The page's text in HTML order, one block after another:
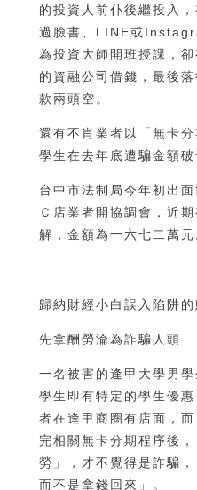
的投資人前仆後繼投入
過臉書、LINE或
為投資大師開班授課，
的資融公司借錢，最後
款兩頭空。
還有不肖業者以「無卡
學生在去年底遭騙金額破
台中市法制局今年初出
Ｃ店業者開協調會，近
解，金額為一六七二萬元
歸納財經小白誤入陷阱的
先拿酬勞淪為詐騙人頭
一名被害的逢甲大學男
學生即有特定的學生優
者在逢甲商圈有店面，
完相關無卡分期程序後
勞」，才不覺得是詐騙
而不是拿錢回來」。